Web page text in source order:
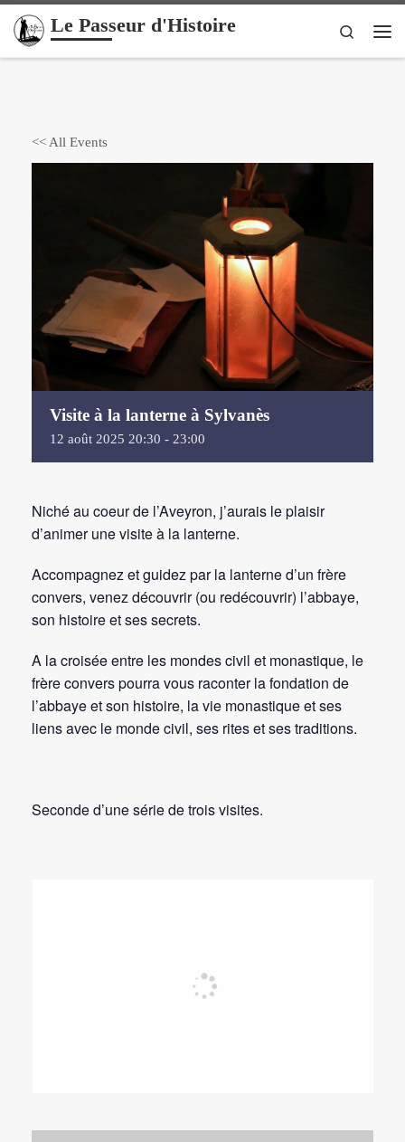
Passer au contenu
Le Passeur d'Histoire
Search
<< All Events
Visite à la lanterne à Sylvanès
12 août 2025 20:30 - 23:00
Niché au coeur de l’Aveyron, j’aurais le plaisir
d’animer une visite à la lanterne.
Accompagnez et guidez par la lanterne d’un frère
convers, venez découvrir (ou redécouvrir) l’abbaye,
son histoire et ses secrets.
A la croisée entre les mondes civil et monastique, le
frère convers pourra vous raconter la fondation de
l’abbaye et son histoire, la vie monastique et ses
liens avec le monde civil, ses rites et ses traditions.
Seconde d’une série de trois visites.